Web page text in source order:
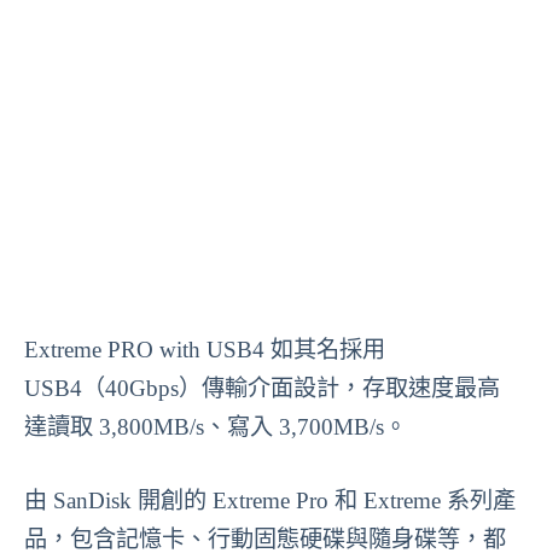
Extreme PRO with USB4 如其名採用
USB4（40Gbps）傳輸介面設計，存取速度最高
達讀取 3,800MB/s、寫入 3,700MB/s。
由 SanDisk 開創的 Extreme Pro 和 Extreme 系列產
品，包含記憶卡、行動固態硬碟與隨身碟等，都